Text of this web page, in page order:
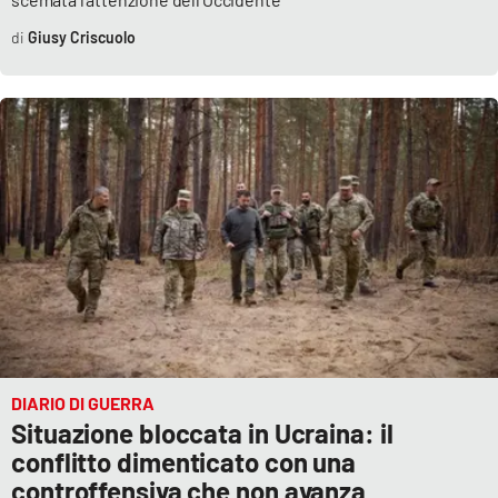
Lacplay.it
Laconair.it
Lacitymag.it
Lacapitalenews.it
Ilreggino.it
Cosenzachannel.it
Ilvibonese.it
Catanzarochannel.it
Giusy Criscuolo
DIARIO DI GUERRA
Situazione bloccata in Ucraina: il
conflitto dimenticato con una
controffensiva che non avanza